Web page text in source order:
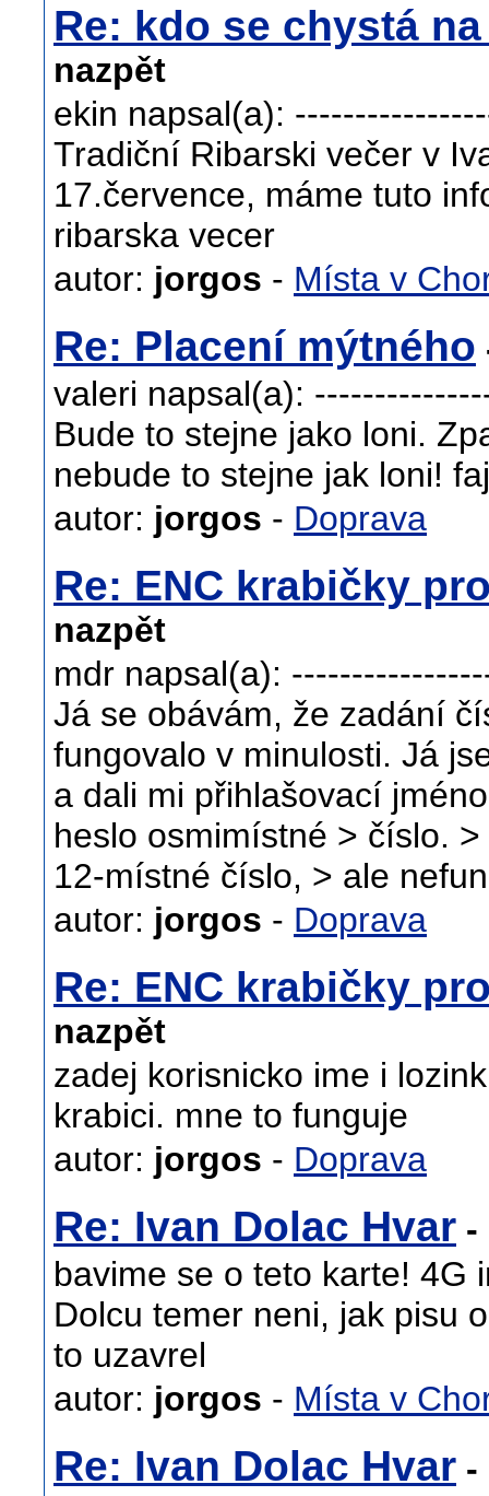
Re: kdo se chystá
nazpět
ekin napsal(a):
Tradiční Ribarski večer v
17.července, máme tuto
ribarska vecer
autor: jorgos - Místa v
Re: Placení mýtného
valeri napsal(a):
Bude to stejne jako loni.
nebude to stejne jak loni!
autor: jorgos - Doprava
Re: ENC krabičky
nazpět
mdr napsal(a):
Já se obávám, že zadání
fungovalo v minulosti. Já
a dali mi přihlašovací
heslo osmimístné > číslo.
12-místné číslo, > ale
autor: jorgos - Doprava
Re: ENC krabičky
nazpět
zadej korisnicko ime i
krabici. mne to funguje
autor: jorgos - Doprava
Re: Ivan Dolac Hvar -
bavime se o teto karte! 4G
Dolcu temer neni, jak pisu
to uzavrel
autor: jorgos - Místa v
Re: Ivan Dolac Hvar -